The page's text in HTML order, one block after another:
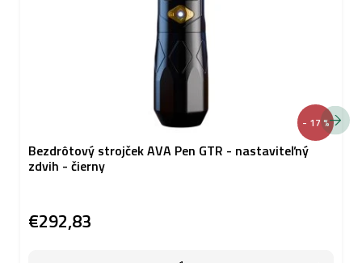
- 17 %
Bezdrôtový strojček AVA Pen GTR - nastaviteľný
zdvih - čierny
€292,83